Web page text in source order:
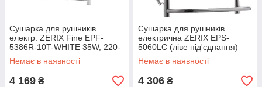
Сушарка для рушників
електр. ZERIX Fine EPF-
5386R-10T-WHITE 35W, 220-
240V з таймером (ZX4918)
Немає в наявності
4 169 ₴
Сушарка для рушників
електрична ZERIX EPS-
5060LC (ліве під'єднання)
(ZX4489)
Немає в наявності
4 306 ₴